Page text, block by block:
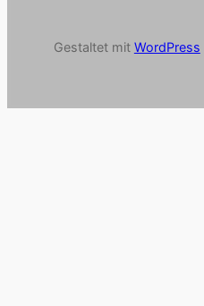
Gestaltet mit WordPress